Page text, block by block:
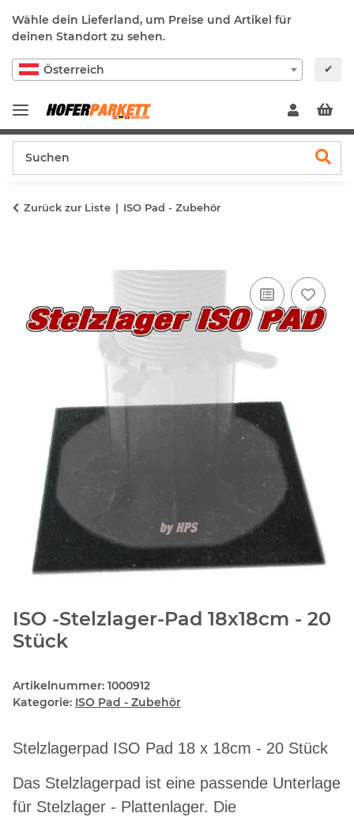
Wähle dein Lieferland, um Preise und Artikel für
deinen Standort zu sehen.
Österreich ✔
Zurück zur Liste ISO Pad - Zubehör
ISO -Stelzlager-Pad 18x18cm - 20
Stück
Artikelnummer: 1000912
Kategorie: ISO Pad - Zubehör
Stelzlagerpad ISO Pad 18 x 18cm - 20 Stück
Das Stelzlagerpad ist eine passende Unterlage
für Stelzlager - Plattenlager. Die